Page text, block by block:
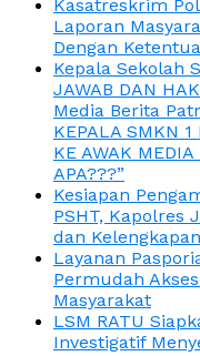
Kasatreskrim
Laporan
Dengan
Kepala Sekolah
JAWAB DAN
Media Berita
KEPALA SMKN 1
KE AWAK
APA???”
Kesiapan
PSHT, Kapolres
dan
Layanan
Permudah
Masyarakat
LSM RATU
Investigatif